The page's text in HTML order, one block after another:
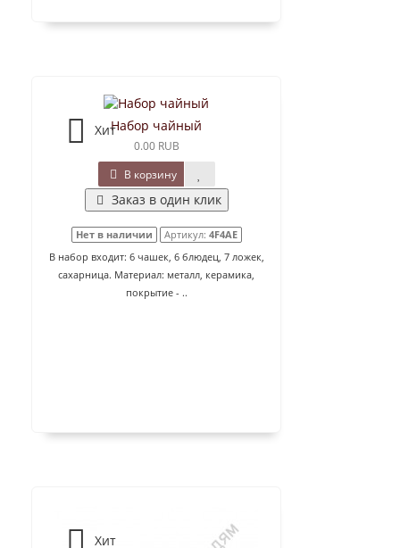
ХитНабор чайный
0.00 RUB
В корзину
Заказ в один клик
Нет в наличии Артикул: 4F4AE
В набор входит: 6 чашек, 6 блюдец, 7 ложек,
сахарница. Материал: металл, керамика,
покрытие - ..
Хит